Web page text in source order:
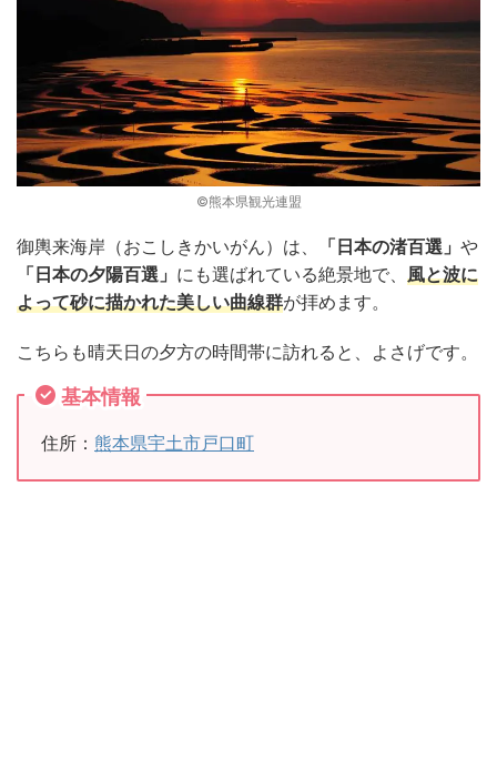
©熊本県観光連盟
御輿来海岸（おこしきかいがん）は、 「日本の渚百選」 や
「日本の夕陽百選」 にも選ばれている絶景地で、 風と波に
よって砂に描かれた美しい曲線群が拝めます。
こちらも晴天日の夕方の時間帯に訪れると、よさげです。
基本情報
住所： 熊本県宇土市戸口町